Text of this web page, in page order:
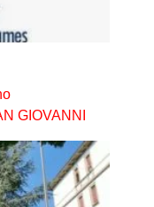
GIOVANNI